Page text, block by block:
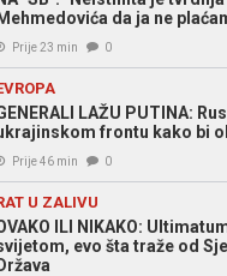
da ja ne
Prije 23 min 0
LAŽU PUTINA:
frontu kako bi
Prije 46 min 0
U ZALIVU
ILI NIKAKO:
evo šta traže od